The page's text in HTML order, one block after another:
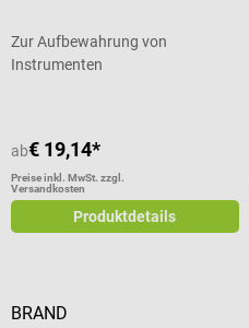
Zur Aufbewahrung von
Instrumenten
ab€ 19,14*
Preise inkl. MwSt. zzgl.
Versandkosten
Produktdetails
BRAND